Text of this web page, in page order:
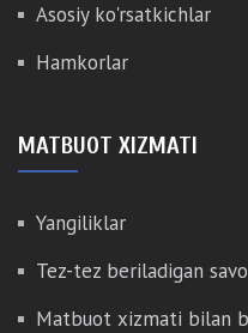
Asosiy ko'rsatkichlar
Hamkorlar
MATBUOT XIZMATI
Yangiliklar
Tez-tez beriladigan
Matbuot xizmati bilan